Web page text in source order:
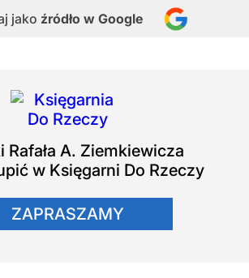
jako źródło w Google
Rafała A. Ziemkiewicza
w Księgarni Do Rzeczy
ZAPRASZAMY